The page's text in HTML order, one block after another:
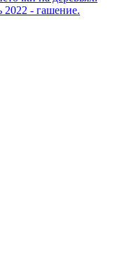
- гашение.